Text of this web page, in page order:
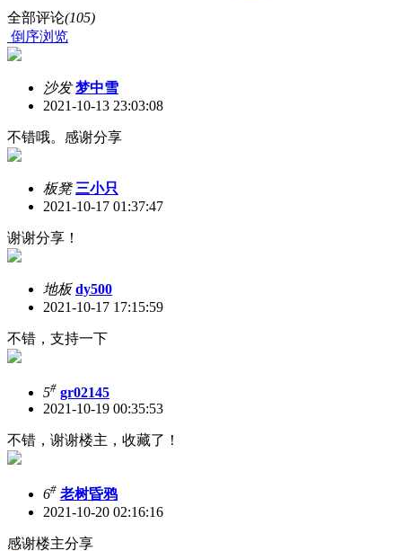
全部评论(105)
倒序浏览
沙发 梦中雪
2021-10-13 23:03:08
不错哦。感谢分享
板凳 三小只
2021-10-17 01:37:47
谢谢分享！
地板 dy500
2021-10-17 17:15:59
不错，支持一下
5# gr02145
2021-10-19 00:35:53
不错，谢谢楼主，收藏了！
6# 老树昏鸦
2021-10-20 02:16:16
感谢楼主分享